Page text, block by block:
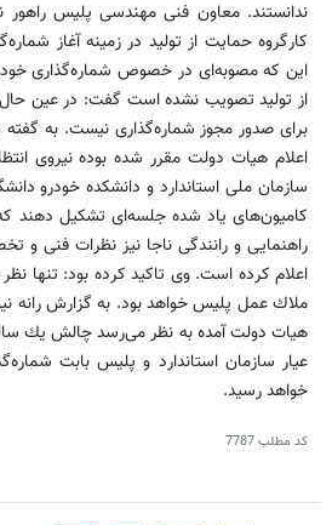
ندانستند. معاون فنی مهندسی پلیس
كارگروه حمایت از تولید در زمینه آغاز
این كه مصوبه‌ای در خصوص شماره‌گذاری
از تولید تصویب نشده است گفت: در عین حال
برای صدور مجوز شماره‌گذاری نیست. به
اعلام هیات دولت مقرر شده بوده نیروی
سازمان ملی استاندارد و دانشكده خودرو
كامیون‌های یاد شده جلسه‌ای تشكیل دهند
راهنمایی و رانندگی ناجا نیز نظرات فنی
اعلام كرده است. وی تاكید كرده بود: تنها
ملاك عمل پلیس خواهد بود. به گزارش رانه
هیات دولت آمده به نظر می‌رسد چالش یك
عیار سازمان استاندارد و پلیس بابت
خواهد رسید.
کد مطلب7787